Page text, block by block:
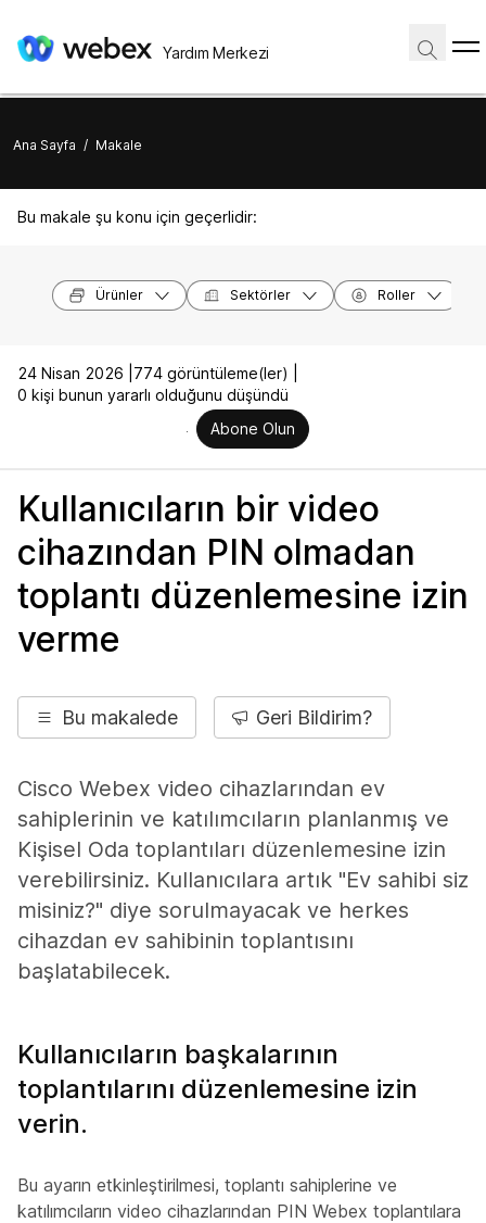
Yardım Merkezi
Ana Sayfa / Makale
Bu makale şu konu için geçerlidir:
Ürünler Sektörler Roller
24 Nisan 2026 | 774 görüntüleme(ler) |
0 kişi bunun yararlı olduğunu düşündü
Abone Olun
Kullanıcıların bir video
cihazından PIN olmadan
toplantı düzenlemesine izin
verme
Bu makalede Geri Bildirim?
Cisco Webex video cihazlarından ev
sahiplerinin ve katılımcıların planlanmış ve
Kişisel Oda toplantıları düzenlemesine izin
verebilirsiniz. Kullanıcılara artık "Ev sahibi siz
misiniz?" diye sorulmayacak ve herkes
cihazdan ev sahibinin toplantısını
başlatabilecek.
Kullanıcıların başkalarının
toplantılarını düzenlemesine izin
verin.
Bu ayarın etkinleştirilmesi, toplantı sahiplerine ve
katılımcıların video cihazlarından PIN Webex toplantılara